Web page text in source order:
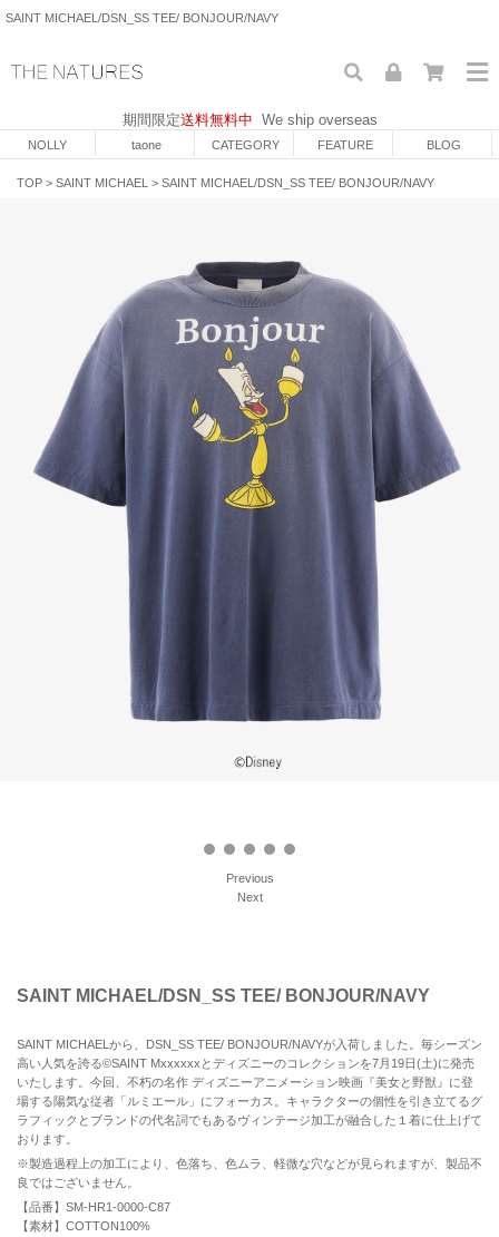
SAINT MICHAEL/DSN_SS TEE/ BONJOUR/NAVY
期間限定送料無料中 We ship overseas
NOLLY taone CATEGORY FEATURE BLOG
TOP > SAINT MICHAEL > SAINT MICHAEL/DSN_SS TEE/ BONJOUR/NAVY
Previous
Next
SAINT MICHAEL/DSN_SS TEE/ BONJOUR/NAVY
SAINT MICHAELから、DSN_SS TEE/ BONJOUR/NAVYが入荷しました。毎シーズン
高い人気を誇る©SAINT Mxxxxxxとディズニーのコレクションを7月19日(土)に発売
いたします。今回、不朽の名作 ディズニーアニメーション映画『美女と野獣』に登
場する陽気な従者「ルミエール」にフォーカス。キャラクターの個性を引き立てるグ
ラフィックとブランドの代名詞でもあるヴィンテージ加工が融合した１着に仕上げて
おります。
※製造過程上の加工により、色落ち、色ムラ、軽微な穴などが見られますが、製品不
良ではございません。
【品番】SM-HR1-0000-C87
【素材】COTTON100%